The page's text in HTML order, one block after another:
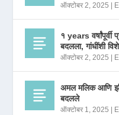
ऑक्टोबर 2, 2025
१ years वर्षांपूर्वी
बदलला, गांधींशी
ऑक्टोबर 2, 2025
अमल मलिक आणि
बदलले
ऑक्टोबर 1, 2025